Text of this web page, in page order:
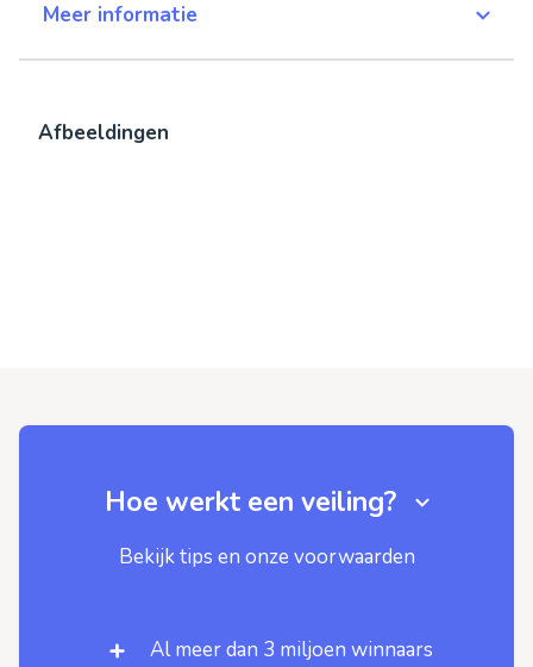
Meer informatie
Afbeeldingen
Hoe werkt een veiling?
Bekijk tips en onze voorwaarden
Al meer dan 3 miljoen winnaars